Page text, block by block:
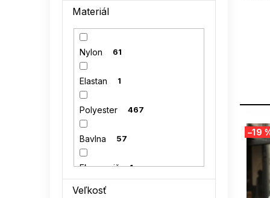
Materiál
Nylon 61
Elastan 1
Polyester 467
Bavlna 57
Eko semiš 1
Veľkosť
V
ý
p
–19